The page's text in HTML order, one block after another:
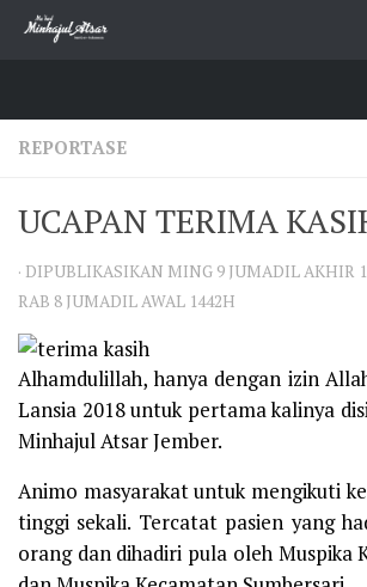
Skip to content
REPORTASE
UCAPAN TERIMA
· DIPUBLIKASIKAN MING 9 JUMADIL AKHIR
RAB 8 JUMADIL AWAL 1442H
Alhamdulillah, hanya dengan izin
Lansia 2018 untuk pertama kalinya
Minhajul Atsar Jember.
Animo masyarakat untuk mengikuti
tinggi sekali. Tercatat pasien yang
orang dan dihadiri pula oleh Muspika